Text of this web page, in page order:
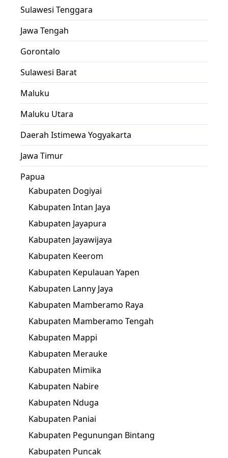
Sulawesi Tenggara
Jawa Tengah
Gorontalo
Sulawesi Barat
Maluku
Maluku Utara
Daerah Istimewa Yogyakarta
Jawa Timur
Papua
Kabupaten Dogiyai
Kabupaten Intan Jaya
Kabupaten Jayapura
Kabupaten Jayawijaya
Kabupaten Keerom
Kabupaten Kepulauan Yapen
Kabupaten Lanny Jaya
Kabupaten Mamberamo Raya
Kabupaten Mamberamo Tengah
Kabupaten Mappi
Kabupaten Merauke
Kabupaten Mimika
Kabupaten Nabire
Kabupaten Nduga
Kabupaten Paniai
Kabupaten Pegunungan Bintang
Kabupaten Puncak